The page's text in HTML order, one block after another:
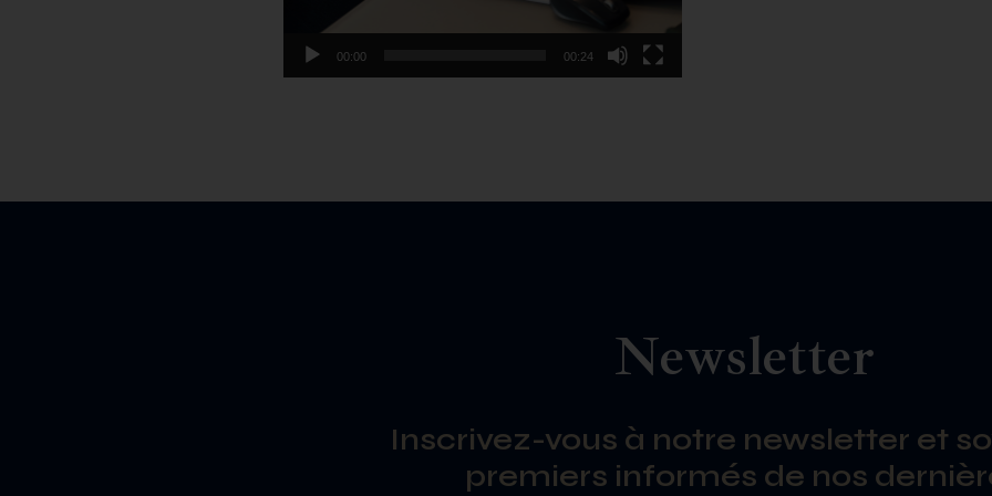
00:00 00:24
Newsletter
Inscrivez-vous à notre newsletter et
premiers informés de nos